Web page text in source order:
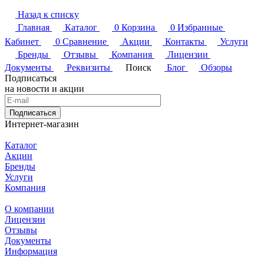
Назад к списку
Главная
Каталог 0 Корзина 0 Избранные
Кабинет
0 Сравнение Акции Контакты
Услуги
Бренды
Отзывы Компания
Лицензии
Документы
Реквизиты Поиск Блог
Обзоры
Подписаться
на новости и акции
Подписаться
Интернет-магазин
Каталог
Акции
Бренды
Услуги
Компания
О компании
Лицензии
Отзывы
Документы
Информация